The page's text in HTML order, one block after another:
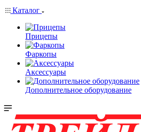
Каталог
Прицепы
Фаркопы
Аксессуары
Дополнительное оборудование